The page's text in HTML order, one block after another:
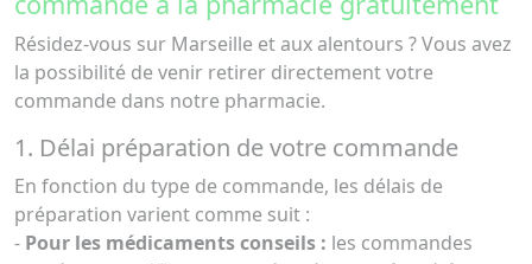
Résidez-vous sur Marseille et aux alentours ? Vous avez
la possibilité de venir retirer directement votre
commande dans notre pharmacie.
1. Délai préparation de votre commande
En fonction du type de commande, les délais de
préparation varient comme suit :
- Pour les médicaments conseils : les commandes